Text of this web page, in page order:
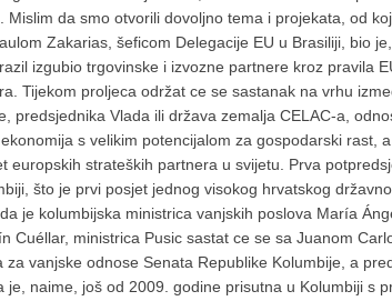
da smo otvorili dovoljno tema i projekata, od
Zakarias, šeficom Delegacije EU u Brasiliji, bio
izgubio trgovinske i izvozne partnere kroz pravila
Tijekom proljeca održat ce se sastanak na vrhu
predsjednika Vlada ili država zemalja CELAC-a,
s velikim potencijalom za gospodarski
strateških partnera u svijetu. Prva
što je prvi posjet jednog visokog hrvatskog
je kolumbijska ministrica vanjskih poslova María
Cuéllar, ministrica Pusic sastat ce se sa Juanom
vanjske odnose Senata Republike Kolumbije, a
naime, još od 2009. godine prisutna u Kolumbiji s